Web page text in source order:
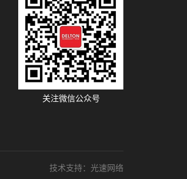
关注微信公众号
技术支持： 光速网络